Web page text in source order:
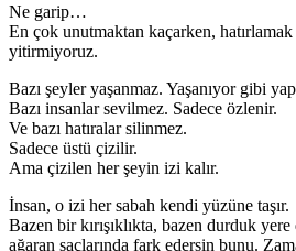
Ne garip…
En çok unutmaktan kaçarken,
yitirmiyoruz.
Bazı şeyler yaşanmaz. Yaşanıyor gibi
Bazı insanlar sevilmez. Sadece özlenir.
Ve bazı hatıralar silinmez.
Sadece üstü çizilir.
Ama çizilen her şeyin izi kalır.
İnsan, o izi her sabah kendi yüzüne taşır.
Bazen bir kırışıklıkta, bazen durduk
ağaran saçlarında fark edersin bunu.